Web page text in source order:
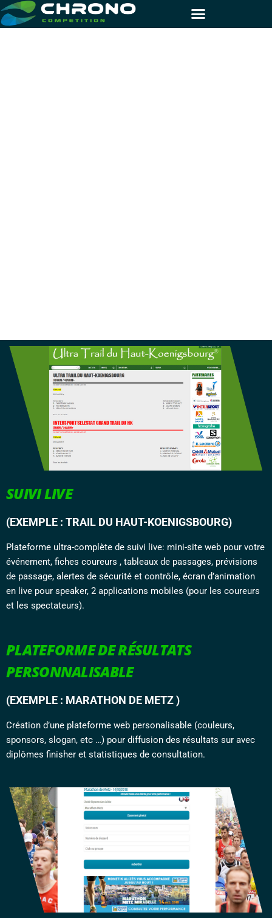
SUIVI LIVE
(EXEMPLE : TRAIL DU HAUT-KOENIGSBOURG)
Plateforme ultra-complète de suivi live: mini-site web pour votre
événement, fiches coureurs , tableaux de passages, prévisions
de passage, alertes de sécurité et contrôle, écran d’animation
en live pour speaker, 2 applications mobiles (pour les coureurs
et les spectateurs).
PLATEFORME DE RÉSULTATS
PERSONNALISABLE
(EXEMPLE : MARATHON DE METZ )
Création d’une plateforme web personalisable (couleurs,
sponsors, slogan, etc …) pour diffusion des résultats sur avec
diplômes finisher et statistiques de consultation.